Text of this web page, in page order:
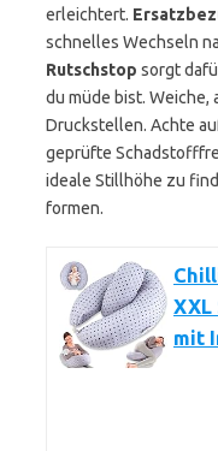
erleichtert.
schnelles Wechseln
Rutschstop sorgt
du müde bist.
Druckstellen. Achte
geprüfte
ideale Stillhöhe zu
formen.
XXL
mit